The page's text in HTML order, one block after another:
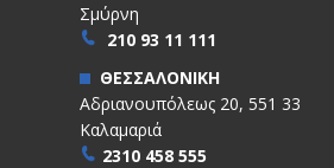
Σμύρνη
210 93 11 111
ΘΕΣΣΑΛΟΝΙΚΗ
Αδριανουπόλεως 20, 551 33
Καλαμαριά
2310 458 555